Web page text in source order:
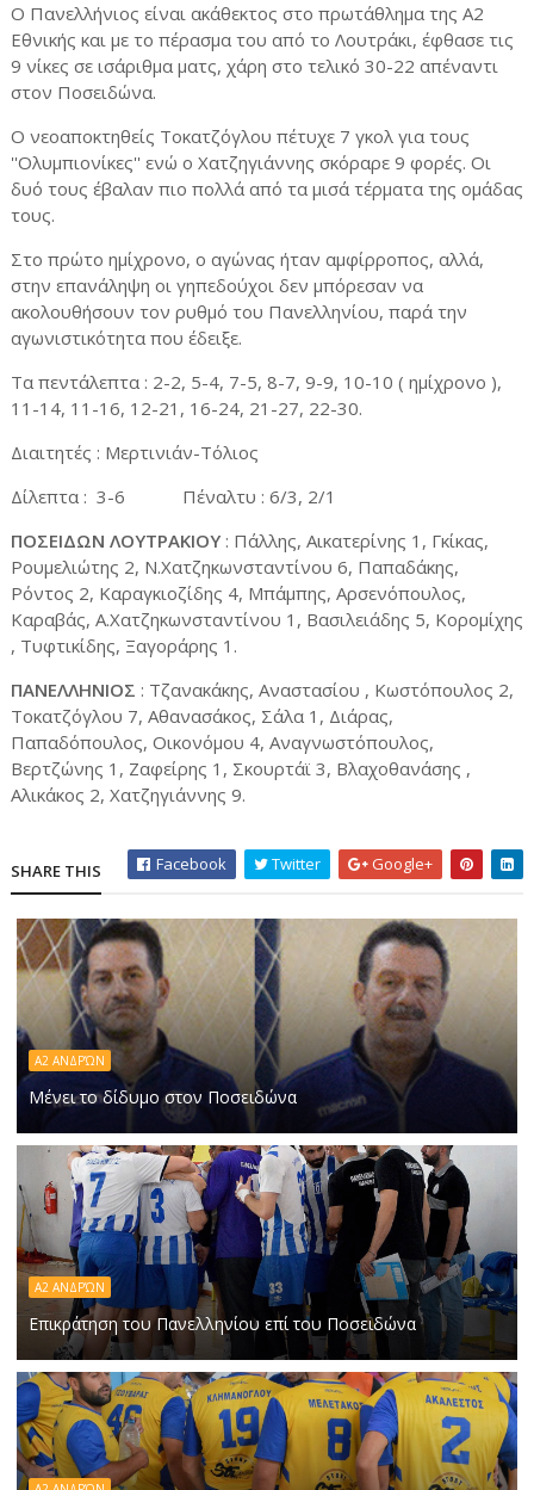
Ο Πανελλήνιος είναι ακάθεκτος στο πρωτάθλημα της Α2
Εθνικής και με το πέρασμα του από το Λουτράκι, έφθασε τις
9 νίκες σε ισάριθμα ματς, χάρη στο τελικό 30-22 απέναντι
στον Ποσειδώνα.
Ο νεοαποκτηθείς Τοκατζόγλου πέτυχε 7 γκολ για τους
''Ολυμπιονίκες'' ενώ ο Χατζηγιάννης σκόραρε 9 φορές. Οι
δυό τους έβαλαν πιο πολλά από τα μισά τέρματα της ομάδας
τους.
Στο πρώτο ημίχρονο, ο αγώνας ήταν αμφίρροπος, αλλά,
στην επανάληψη οι γηπεδούχοι δεν μπόρεσαν να
ακολουθήσουν τον ρυθμό του Πανελληνίου, παρά την
αγωνιστικότητα που έδειξε.
Τα πεντάλεπτα : 2-2, 5-4, 7-5, 8-7, 9-9, 10-10 ( ημίχρονο ),
11-14, 11-16, 12-21, 16-24, 21-27, 22-30.
Διαιτητές : Μερτινιάν-Τόλιος
Δίλεπτα : 3-6 Πέναλτυ : 6/3, 2/1
ΠΟΣΕΙΔΩΝ ΛΟΥΤΡΑΚΙΟΥ: Πάλλης, Αικατερίνης 1, Γκίκας,
Ρουμελιώτης 2, Ν.Χατζηκωνσταντίνου 6, Παπαδάκης,
Ρόντος 2, Καραγκιοζίδης 4, Μπάμπης, Αρσενόπουλος,
Καραβάς, Α.Χατζηκωνσταντίνου 1, Βασιλειάδης 5, Κορομίχης
, Τυφτικίδης, Ξαγοράρης 1.
ΠΑΝΕΛΛΗΝΙΟΣ : Τζανακάκης, Αναστασίου , Κωστόπουλος 2,
Τοκατζόγλου 7, Αθανασάκος, Σάλα 1, Διάρας,
Παπαδόπουλος, Οικονόμου 4, Αναγνωστόπουλος,
Βερτζώνης 1, Ζαφείρης 1, Σκουρτάϊ 3, Βλαχοθανάσης ,
Αλικάκος 2, Χατζηγιάννης 9.
SHARE THIS Facebook Twitter Google+
Α2 ΑΝΔΡΏΝ
Μένει το δίδυμο στον Ποσειδώνα
Α2 ΑΝΔΡΏΝ
Επικράτηση του Πανελληνίου επί του Ποσειδώνα